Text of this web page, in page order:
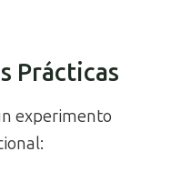
Prácticas
experimento